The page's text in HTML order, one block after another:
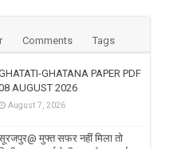
Comments Tags
GHATANA PAPER PDF
AUGUST 2026
August 7, 2026
मुफ्त सफर नहीं मिला तो